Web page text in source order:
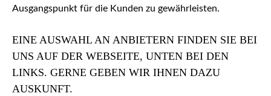
Ausgangspunkt für die Kunden zu gewährleisten.
EINE AUSWAHL AN ANBIETERN FINDEN SIE BEI
UNS AUF DER WEBSEITE, UNTEN BEI DEN
LINKS. GERNE GEBEN WIR IHNEN DAZU
AUSKUNFT.